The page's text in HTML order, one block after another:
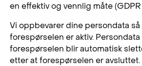
en effektiv og vennlig måte (GDPR
Vi oppbevarer dine persondata
forespørselen er aktiv.
forespørselen blir automatisk
etter at forespørselen er avsluttet.